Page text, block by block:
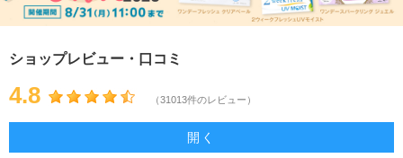
ショップレビュー・口コミ
4.8 （31013件のレビュー）
開く